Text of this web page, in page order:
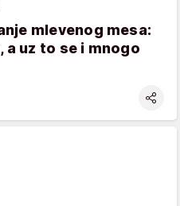
mlevenog mesa:
a uz to se i mnogo